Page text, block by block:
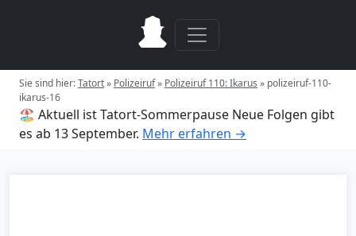
Sie sind hier:Tatort» Polizeiruf» Polizeiruf 110: Ikarus » polizeiruf-110-
ikarus-16
🏖️ Aktuell ist Tatort-Sommerpause Neue Folgen gibt
es ab 13 September. Mehr erfahren →